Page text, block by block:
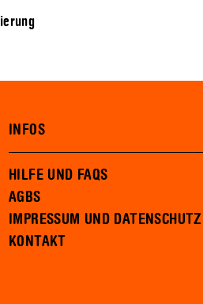
INFOS
HILFE UND FAQS
AGBS
IMPRESSUM UND DATENSCHUTZ
KONTAKT